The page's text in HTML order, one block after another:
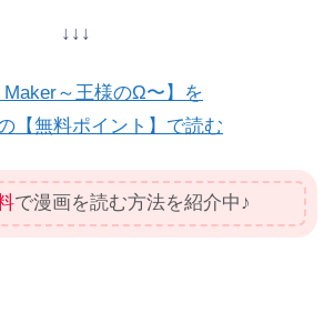
↓↓↓
Maker～王様のΩ〜】を
【無料ポイント】で読む
で漫画を読む方法を紹介中♪